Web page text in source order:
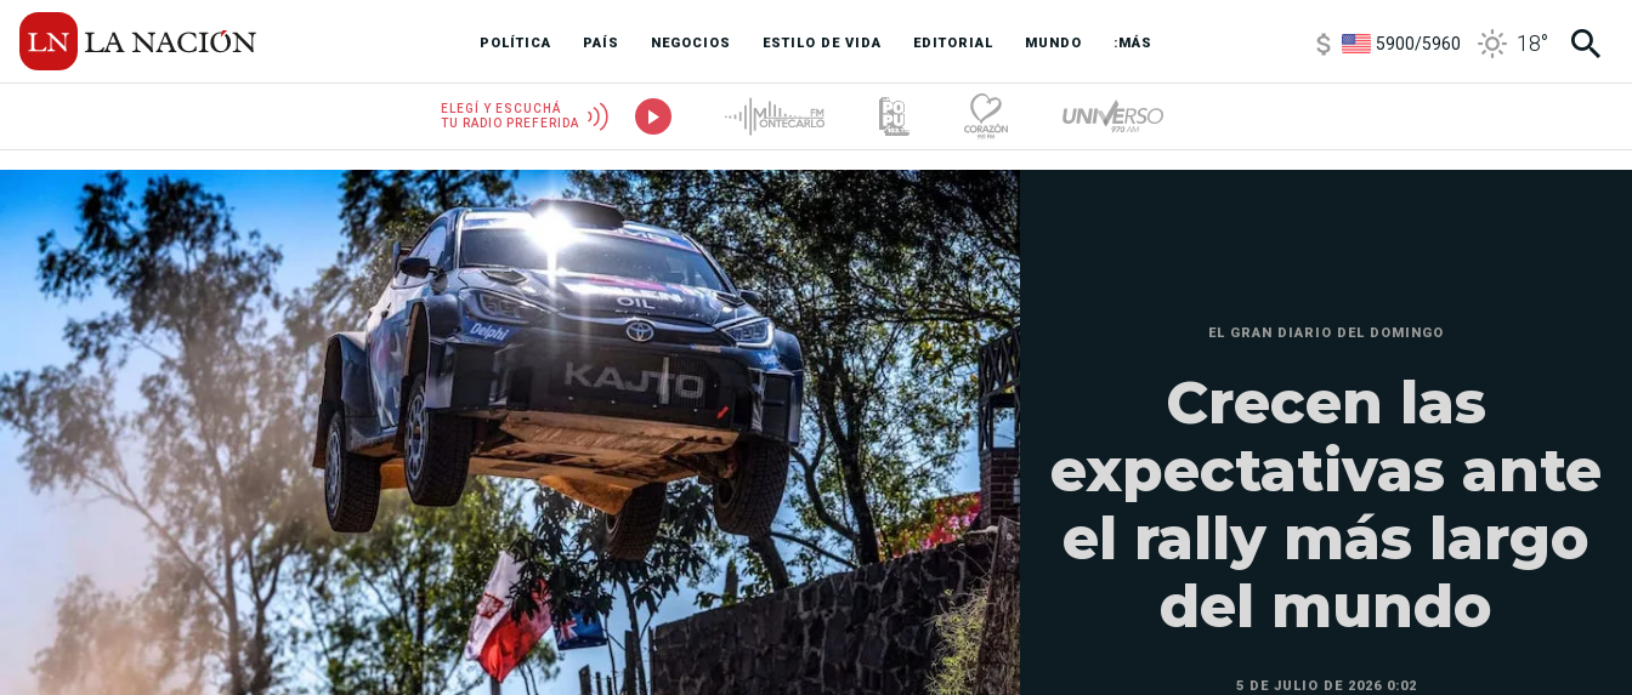
POLÍTICA PAÍS NEGOCIOS ESTILO DE VIDA EDITORIAL MUNDO :MÁS
5900/5960 18°
ELEGÍ Y ESCUCHÁ
TU RADIO PREFERIDA
EL GRAN DIARIO DEL DOMINGO
Crecen las
expectativas ante
el rally más largo
del mundo
5 DE JULIO DE 2026 0:02